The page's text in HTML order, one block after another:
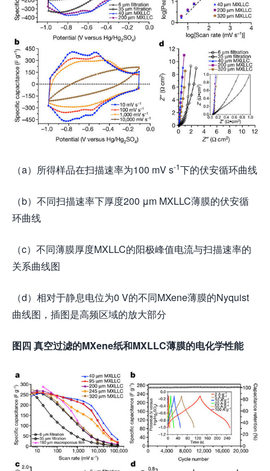
（a）所得样品在扫描速率为100 mV s-1下的伏安循环曲线
（b）不同扫描速率下厚度200 μm MXLLC薄膜的伏安循
环曲线
（c）不同薄膜厚度MXLLC的阳极峰值电流与扫描速率的
关系曲线图
（d）相对于静息电位为0 V的不同MXene薄膜的Nyquist
曲线图，插图是高频区域的放大部分
图四 真空过滤的MXene纸和MXLLC薄膜的电化学性能